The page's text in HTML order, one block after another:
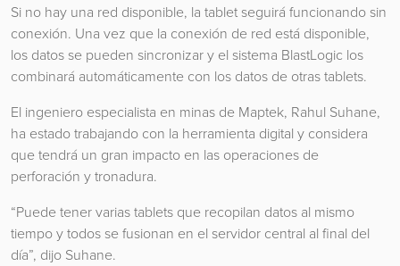
Si no hay una red disponible, la tablet seguirá funcionando sin
conexión. Una vez que la conexión de red está disponible,
los datos se pueden sincronizar y el sistema BlastLogic los
combinará automáticamente con los datos de otras tablets.
El ingeniero especialista en minas de Maptek, Rahul Suhane,
ha estado trabajando con la herramienta digital y considera
que tendrá un gran impacto en las operaciones de
perforación y tronadura.
“Puede tener varias tablets que recopilan datos al mismo
tiempo y todos se fusionan en el servidor central al final del
día”, dijo Suhane.